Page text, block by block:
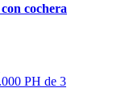
cochera
PH de 3